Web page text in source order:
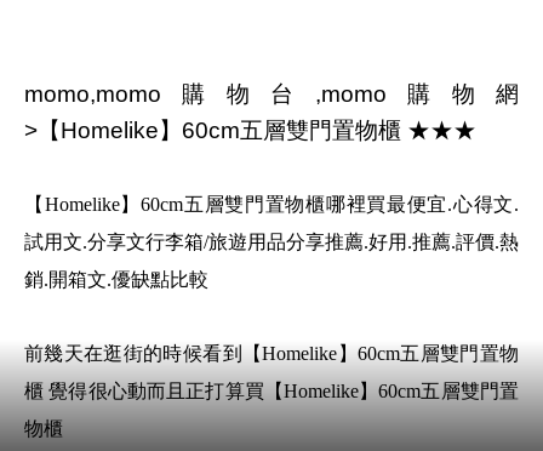
momo,momo購物台,momo購物網
>【Homelike】60cm五層雙門置物櫃 ★★★
【Homelike】60cm五層雙門置物櫃哪裡買最便宜.心得文.
試用文.分享文行李箱/旅遊用品分享推薦.好用.推薦.評價.熱
銷.開箱文.優缺點比較
前幾天在逛街的時候看到【Homelike】60cm五層雙門置物
櫃 覺得很心動而且正打算買【Homelike】60cm五層雙門置
物櫃